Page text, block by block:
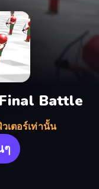
Battle
เตอร์เท่านั้น
ๆ